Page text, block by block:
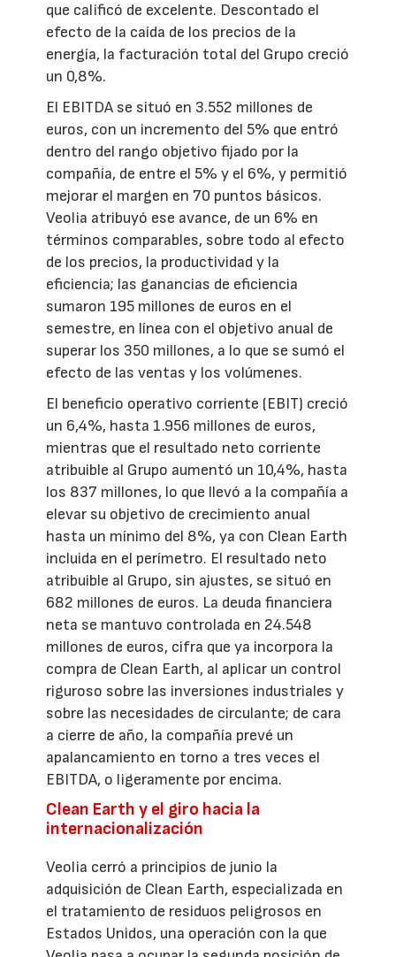
que calificó de excelente. Descontado el
efecto de la caída de los precios de la
energía, la facturación total del Grupo creció
un 0,8%.
El EBITDA se situó en 3.552 millones de
euros, con un incremento del 5% que entró
dentro del rango objetivo fijado por la
compañía, de entre el 5% y el 6%, y permitió
mejorar el margen en 70 puntos básicos.
Veolia atribuyó ese avance, de un 6% en
términos comparables, sobre todo al efecto
de los precios, la productividad y la
eficiencia; las ganancias de eficiencia
sumaron 195 millones de euros en el
semestre, en línea con el objetivo anual de
superar los 350 millones, a lo que se sumó el
efecto de las ventas y los volúmenes.
El beneficio operativo corriente (EBIT) creció
un 6,4%, hasta 1.956 millones de euros,
mientras que el resultado neto corriente
atribuible al Grupo aumentó un 10,4%, hasta
los 837 millones, lo que llevó a la compañía a
elevar su objetivo de crecimiento anual
hasta un mínimo del 8%, ya con Clean Earth
incluida en el perímetro. El resultado neto
atribuible al Grupo, sin ajustes, se situó en
682 millones de euros. La deuda financiera
neta se mantuvo controlada en 24.548
millones de euros, cifra que ya incorpora la
compra de Clean Earth, al aplicar un control
riguroso sobre las inversiones industriales y
sobre las necesidades de circulante; de cara
a cierre de año, la compañía prevé un
apalancamiento en torno a tres veces el
EBITDA, o ligeramente por encima.
Clean Earth y el giro hacia la
internacionalización
Veolia cerró a principios de junio la
adquisición de Clean Earth, especializada en
el tratamiento de residuos peligrosos en
Estados Unidos, una operación con la que